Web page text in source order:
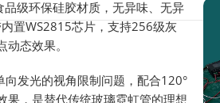
级环保硅胶材质，无异味、无异
置WS2815芯片，支持256级灰
态效果。
发光的视角限制问题，配合120°
果，是替代传统玻璃霓虹管的理想